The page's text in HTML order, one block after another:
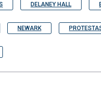
DELANEY HALL
NEWARK